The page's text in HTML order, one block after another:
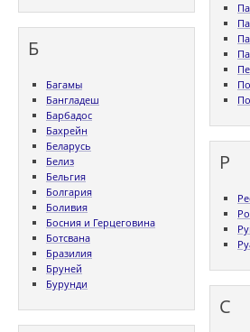
Б
Багамы
Бангладеш
Барбадос
Бахрейн
Беларусь
Белиз
Бельгия
Болгария
Боливия
Босния и Герцеговина
Ботсвана
Бразилия
Бруней
Бурунди
Р
С